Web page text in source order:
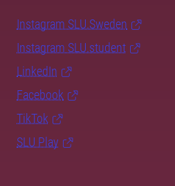
Instagram SLU.Sweden
Instagram SLU.student
LinkedIn
Facebook
TikTok
SLU Play